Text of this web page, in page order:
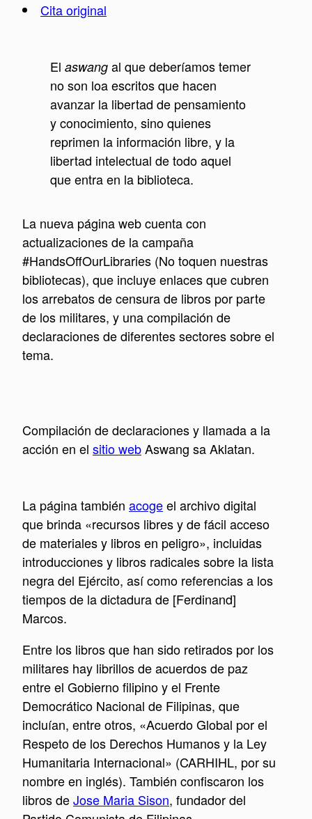
Cita original
El aswang al que deberíamos temer
no son loa escritos que hacen
avanzar la libertad de pensamiento
y conocimiento, sino quienes
reprimen la información libre, y la
libertad intelectual de todo aquel
que entra en la biblioteca.
La nueva página web cuenta con
actualizaciones de la campaña
#HandsOffOurLibraries (No toquen nuestras
bibliotecas), que incluye enlaces que cubren
los arrebatos de censura de libros por parte
de los militares, y una compilación de
declaraciones de diferentes sectores sobre el
tema.
Compilación de declaraciones y llamada a la
acción en el sitio webAswang sa Aklatan.
La página también acogeel archivo digital
que brinda «recursos libres y de fácil acceso
de materiales y libros en peligro», incluidas
introducciones y libros radicales sobre la lista
negra del Ejército, así como referencias a los
tiempos de la dictadura de [Ferdinand]
Marcos.
Entre los libros que han sido retirados por los
militares hay librillos de acuerdos de paz
entre el Gobierno filipino y el Frente
Democrático Nacional de Filipinas, que
incluían, entre otros, «Acuerdo Global por el
Respeto de los Derechos Humanos y la Ley
Humanitaria Internacional» (CARHIHL, por su
nombre en inglés). También confiscaron los
libros deJose Maria Sison, fundador del